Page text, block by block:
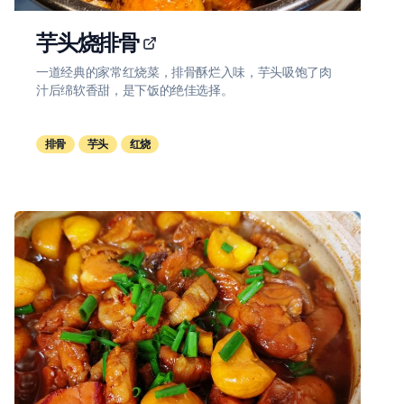
芋头烧排骨
一道经典的家常红烧菜，排骨酥烂入味，芋头吸饱了肉
汁后绵软香甜，是下饭的绝佳选择。
排骨 芋头 红烧